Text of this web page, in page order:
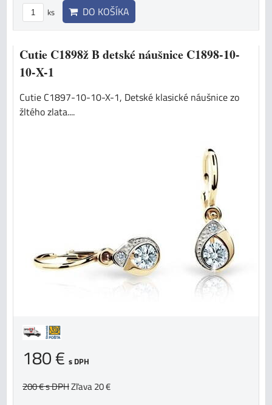
ks DO KOŠÍKA
Cutie C1898ž B detské náušnice C1898-10-
10-X-1
Cutie C1897-10-10-X-1, Detské klasické náušnice zo
žltého zlata....
180 € s DPH
200 €s DPHZľava 20 €